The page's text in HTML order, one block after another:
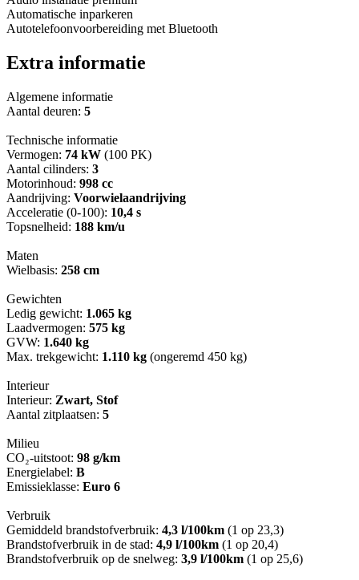
Automatische inparkeren
Autotelefoonvoorbereiding met Bluetooth
Extra informatie
Algemene informatie
Aantal deuren: 5
Technische informatie
Vermogen: 74 kW (100 PK)
Aantal cilinders: 3
Motorinhoud: 998 cc
Aandrijving: Voorwielaandrijving
Acceleratie (0-100): 10,4 s
Topsnelheid: 188 km/u
Maten
Wielbasis: 258 cm
Gewichten
Ledig gewicht: 1.065 kg
Laadvermogen: 575 kg
GVW: 1.640 kg
Max. trekgewicht: 1.110 kg (ongeremd 450 kg)
Interieur
Interieur: Zwart, Stof
Aantal zitplaatsen: 5
Milieu
CO₂-uitstoot: 98 g/km
Energielabel: B
Emissieklasse: Euro 6
Verbruik
Gemiddeld brandstofverbruik: 4,3 l/100km (1 op 23,3)
Brandstofverbruik in de stad: 4,9 l/100km (1 op 20,4)
Brandstofverbruik op de snelweg: 3,9 l/100km (1 op 25,6)